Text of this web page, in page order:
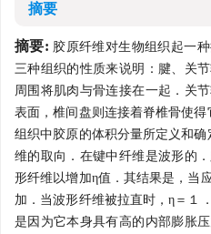
摘要
摘要: 胶原纤维对生物组织起一
三种组织的性质来说明：腱、关
周围将肌肉与骨连接在一起．关
表面，椎间盘则连接着脊椎骨使
组织中胶原的体积分量所定义和
维的取向．在键中纤维是波形的
形纤维以增加η值．其结果是，当
加．当波形纤维被拉直时，η＝１
是因为它本身具有高的内部膨胀